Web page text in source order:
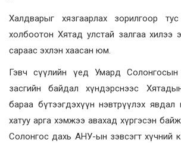
Халдварыг хязгаарлах зорилгоор
холбоотон Хятад улстай залгаа хилээ
сараас эхлэн хаасан юм.
Гэвч сүүлийн үед Умард
засгийн байдал хүндэрснээс
бараа бүтээгдэхүүн нэвтрүүлэх
хатуу арга хэмжээ авахад хүргэсэн
Солонгос дахь АНУ-ын зэвсэгт хүчний